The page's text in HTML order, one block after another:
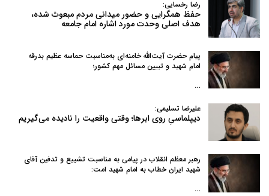
رضا رخسایی:
حفظ همگرایی و حضور میدانی مردم مبعوث شده،
هدف اصلی وحدت مورد اشاره امام جامعه
پیام حضرت آیت‌الله خامنه‌ای به‌مناسبت حماسه عظیم بدرقه
امام شهید و تبیین مسائل مهم کشور؛
…
علیرضا تسلیمی:
دیپلماسیِ روی ابرها؛ وقتی واقعیت را نادیده می‌گیریم
رهبر معظم انقلاب در پیامی به‌ مناسبت تشییع و تدفین آقای
شهید ایران خطاب به امام شهید امت:
…